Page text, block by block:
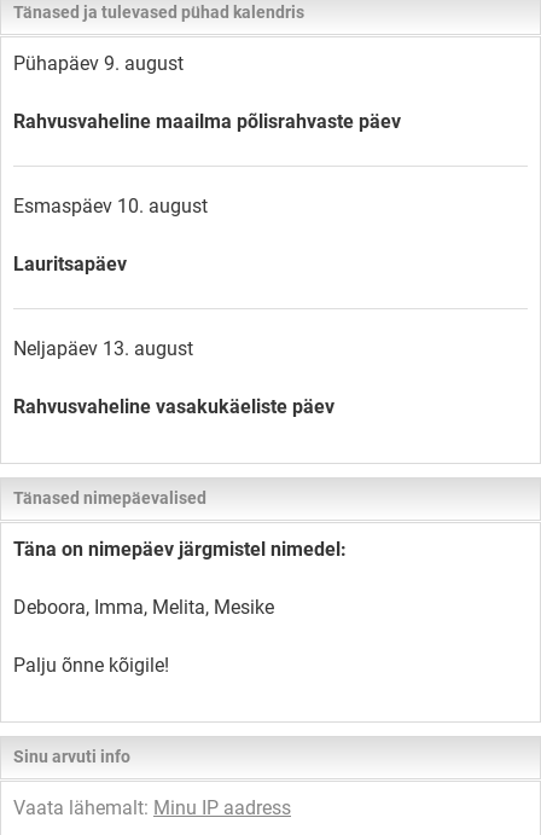
Tänased ja tulevased pühad kalendris
Pühapäev 9. august
Rahvusvaheline maailma põlisrahvaste päev
Esmaspäev 10. august
Lauritsapäev
Neljapäev 13. august
Rahvusvaheline vasakukäeliste päev
Tänased nimepäevalised
Täna on nimepäev järgmistel nimedel:
Deboora, Imma, Melita, Mesike
Palju õnne kõigile!
Sinu arvuti info
Vaata lähemalt: Minu IP aadress